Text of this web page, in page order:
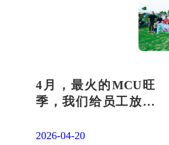
4月，最火的MCU旺
季，我们给员工放了
2026-04-20